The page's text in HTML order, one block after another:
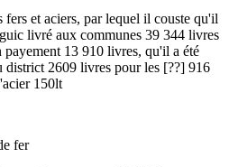
et aciers, par lequel il couste qu'il
livré aux communes 39 344 livres
payement 13 910 livres, qu'il a été
district 2609 livres pour les [??] 916
150lt
fer